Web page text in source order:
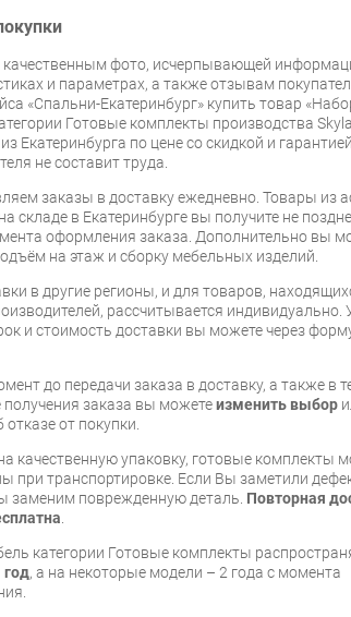
качественным фото, исчерпывающей
и параметрах, а также отзывам
«Спальни-Екатеринбург» купить товар
Готовые комплекты производства
Екатеринбурга по цене со скидкой и
не составит труда.
заказы в доставку ежедневно. Товары из
складе в Екатеринбурге вы получите не
оформления заказа. Дополнительно вы
на этаж и сборку мебельных изделий.
в другие регионы, и для товаров,
рассчитывается индивидуально.
и стоимость доставки вы можете через
до передачи заказа в доставку, а также в
получения заказа вы можетеизменить выбор
отказе от покупки.
качественную упаковку, готовые комплекты
при транспортировке. Если Вы заметили
заменим поврежденную деталь. Повторная
.
категории Готовые комплекты
год, а на некоторые модели – 2 года с момента